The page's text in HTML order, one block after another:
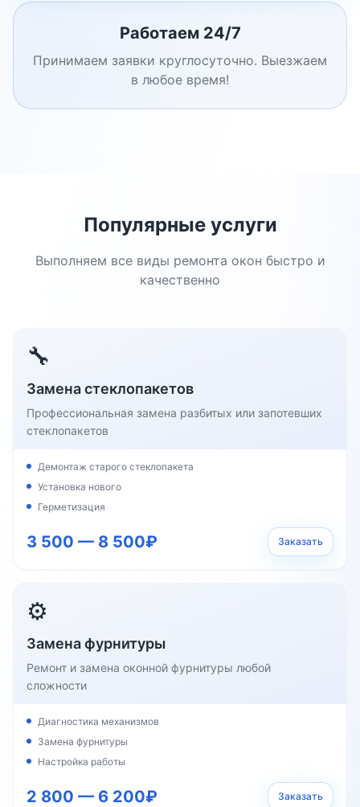
Работаем 24/7
Принимаем заявки круглосуточно. Выезжаем
в любое время!
Популярные услуги
Выполняем все виды ремонта окон быстро и
качественно
🔧
Замена стеклопакетов
Профессиональная замена разбитых или запотевших
стеклопакетов
Демонтаж старого стеклопакета
Установка нового
Герметизация
3 500 — 8 500₽ Заказать
⚙️
Замена фурнитуры
Ремонт и замена оконной фурнитуры любой
сложности
Диагностика механизмов
Замена фурнитуры
Настройка работы
2 800 — 6 200₽ Заказать